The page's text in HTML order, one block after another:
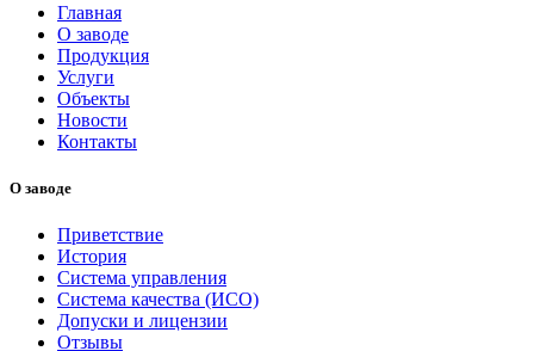
Главная
О заводе
Продукция
Услуги
Объекты
Новости
Контакты
О заводе
Приветствие
История
Система управления
Система качества (ИСО)
Допуски и лицензии
Отзывы